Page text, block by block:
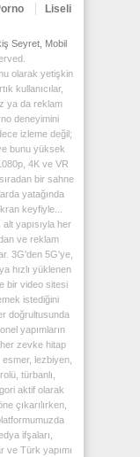
Liseli
Seyret, Mobil
olarak yetişkin
kullanıcılar,
ya da reklam
deneyimini
izleme değil;
bunu yüksek
4K ve VR
bir sahne
yatağında
keyfiyle...
yapısıyla her
ve reklam
3G'den 5G'ye,
hızlı yüklenen
bir video sitesi
istediğini
doğrultusunda
yapımların
zevke hitap
lezbiyen,
türbanlı,
aktif olarak
çıkarılırken,
ifşaları,
ve Türk yapımı